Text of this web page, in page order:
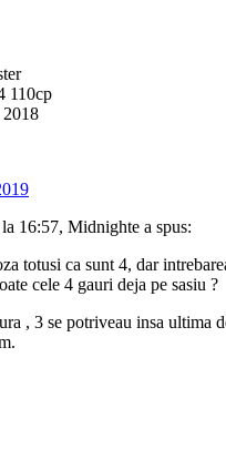
110cp
2018
16:57, Midnighte a spus:
totusi ca sunt 4, dar
cele 4 gauri deja pe sasiu ?
, 3 se potriveau insa ultima